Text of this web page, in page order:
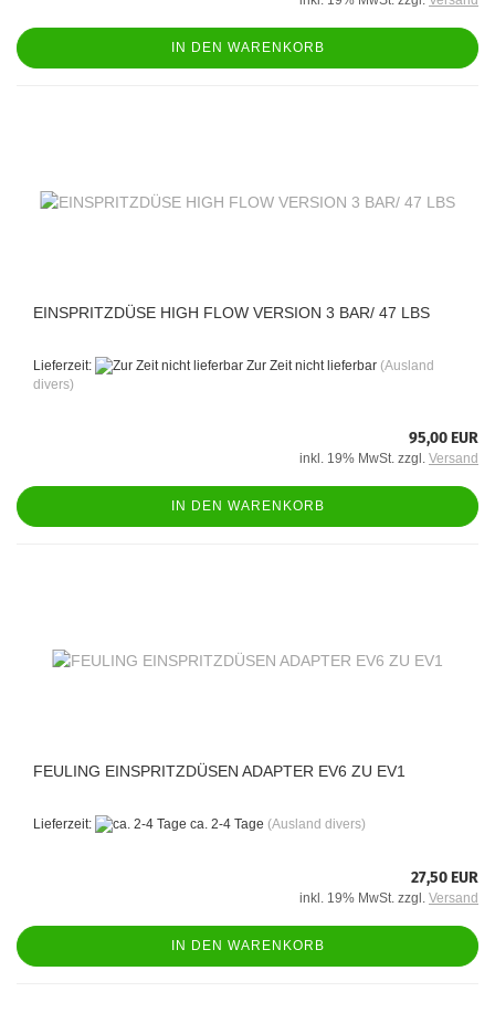
IN DEN WARENKORB
EINSPRITZDÜSE HIGH FLOW VERSION 3 BAR/ 47 LBS
Lieferzeit: Zur Zeit nicht lieferbar (Ausland
divers)
95,00 EUR
inkl. 19% MwSt. zzgl. Versand
IN DEN WARENKORB
FEULING EINSPRITZDÜSEN ADAPTER EV6 ZU EV1
Lieferzeit: ca. 2-4 Tage (Ausland divers)
27,50 EUR
inkl. 19% MwSt. zzgl. Versand
IN DEN WARENKORB